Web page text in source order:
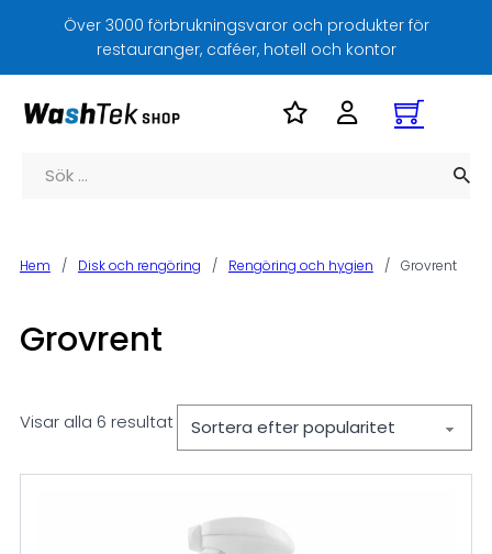
Över 3000 förbrukningsvaror och produkter för
restauranger, caféer, hotell och kontor
Sök
Hem / Disk och rengöring / Rengöring och hygien / Grovrent
Grovrent
Visar alla 6 resultat